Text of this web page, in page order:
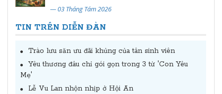
— 03 Tháng Tám 2026
TIN TRÊN DIỄN ĐÀN
Trào lưu săn ưu đãi khủng của tân sinh viên
Yêu thương đâu chỉ gói gọn trong 3 từ 'Con Yêu
Mẹ'
Lễ Vu Lan nhộn nhịp ở Hội An